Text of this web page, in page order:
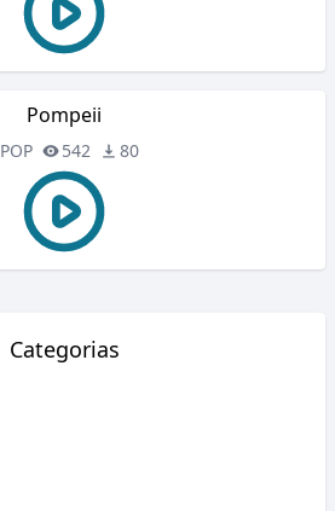
Pompeii
POP 542 80
Categorias